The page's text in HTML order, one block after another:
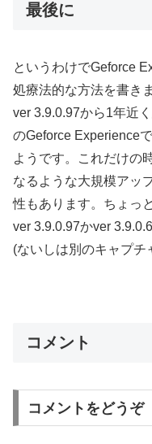
最後に
というわけでGeforce
処療法的な方法を書き
ver 3.9.0.97から1年近
のGeforce Experience
ようです。これだけの
なるような大規模アッ
性もあります。ちょっ
ver 3.9.0.97かver
(ないしは別のキャプチ
コメント
コメントをどうぞ